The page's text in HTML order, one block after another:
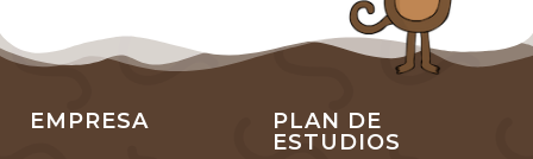
EMPRESA
PLAN DE
ESTUDIOS